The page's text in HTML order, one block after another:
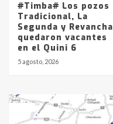
#Timba# Los pozos
Tradicional, La
Segunda y Revancha
quedaron vacantes
en el Quini 6
5 agosto, 2026